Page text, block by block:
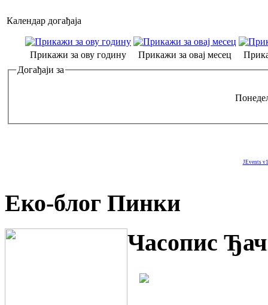
Календар догађаја
Прикажи за ову годину Прикажи за овај месец
Догађаји за
JEvents
Еко-блог Пинки
Часопис